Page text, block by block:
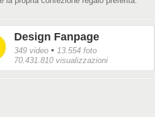
Design Fanpage
349 video • 13.554 foto
70.431.810 visualizzazioni